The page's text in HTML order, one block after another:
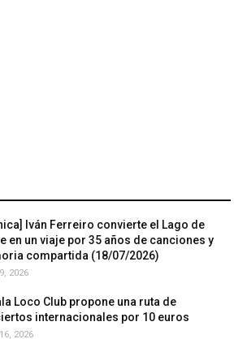
Iván Ferreiro convierte el Lago de
en un viaje por 35 años de canciones y
compartida (18/07/2026)
2026
Loco Club propone una ruta de
internacionales por 10 euros
2026